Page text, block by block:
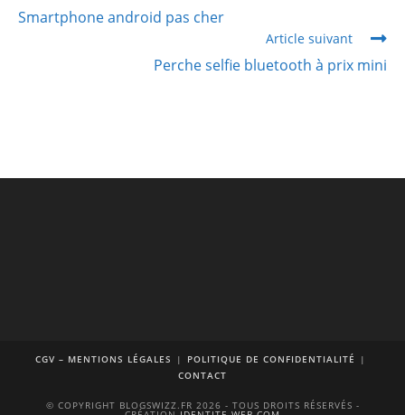
Smartphone android pas cher
Article suivant
Perche selfie bluetooth à prix mini
CGV – MENTIONS LÉGALES
POLITIQUE DE CONFIDENTIALITÉ
CONTACT
© COPYRIGHT BLOGSWIZZ.FR 2026 - TOUS DROITS RÉSERVÉS -